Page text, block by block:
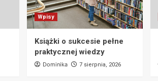
Wpisy
Książki o sukcesie pełne
praktycznej wiedzy
Dominika 7 sierpnia, 2026